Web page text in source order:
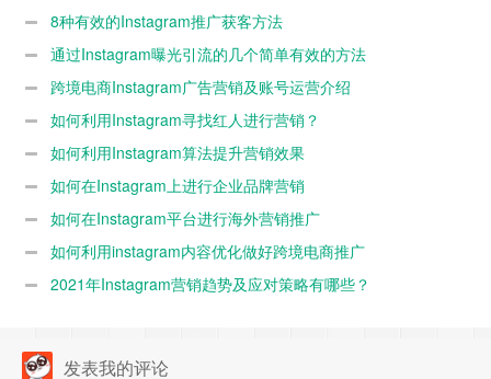
8种有效的Instagram推广获客方法
通过Instagram曝光引流的几个简单有效的方法
跨境电商Instagram广告营销及账号运营介绍
如何利用Instagram寻找红人进行营销？
如何利用Instagram算法提升营销效果
如何在Instagram上进行企业品牌营销
如何在Instagram平台进行海外营销推广
如何利用instagram内容优化做好跨境电商推广
2021年Instagram营销趋势及应对策略有哪些？
发表我的评论